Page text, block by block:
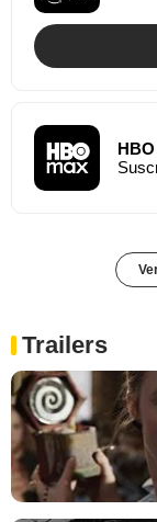
Trailers